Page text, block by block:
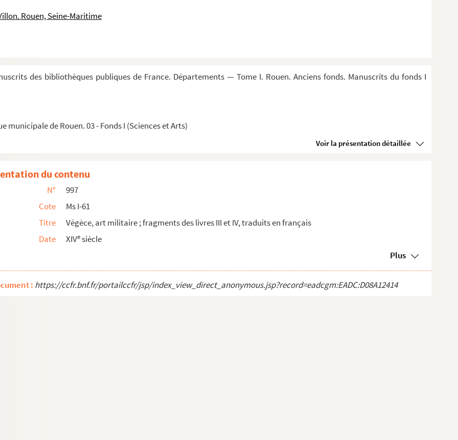
Rouen, Seine-Maritime
des bibliothèques publiques de France. Départements — Tome I. Rouen. Anciens fonds. Manuscrits du fonds I
municipale de Rouen. 03 - Fonds I (Sciences et Arts)
Voir la présentation détaillée
de plantes médicinales
Thillaye, mercatori
des termes d'histoire naturelle
sur le gieu des eschés, translaté de latin en ...
ratione, chronicon, etc.
Haslar, près Portsmouth, le 5 juin 1761
nombres par M. D. L. B. 1693
metaphysica
ordinis fratrum heremitarum sancti Augus...
medica
du texte hebreu en françois par M
opuscula
en français
1730
curieux pour servir d'instruction et de guide po...
du contenu
N°
997
Cote
Ms I-61
Titre
Végèce, art militaire ; fragments des livres III et IV, traduits en français
Date
XIVesiècle
Plus
: https://ccfr.bnf.fr/portailccfr/jsp/index_view_direct_anonymous.jsp?record=eadcgm:EADC:D08A12414